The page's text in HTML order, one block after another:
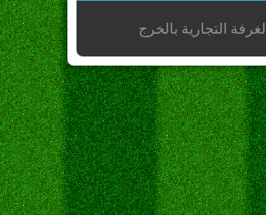
الغرفة التجارية بالخرج